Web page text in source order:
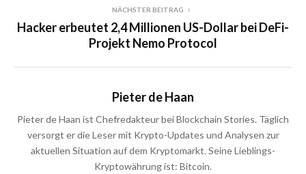
NÄCHSTER BEITRAG
Hacker erbeutet 2,4 Millionen US-Dollar bei DeFi-
Projekt Nemo Protocol
Pieter de Haan
Pieter de Haan ist Chefredakteur bei Blockchain Stories. Täglich
versorgt er die Leser mit Krypto-Updates und Analysen zur
aktuellen Situation auf dem Kryptomarkt. Seine Lieblings-
Kryptowährung ist: Bitcoin.